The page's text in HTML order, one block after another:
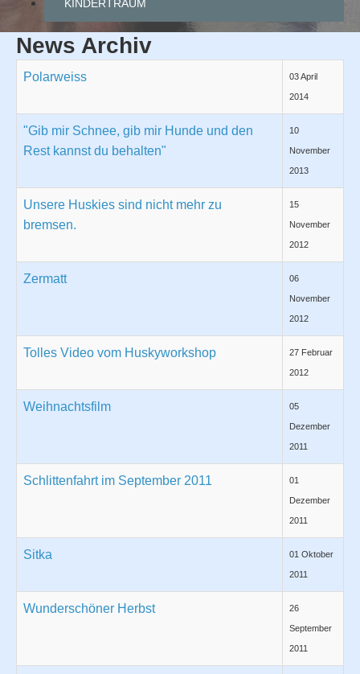
KINDERTRAUM
News Archiv
Polarweiss 03 April
2014
"Gib mir Schnee, gib mir Hunde und den
Rest kannst du behalten"
10
November
2013
Unsere Huskies sind nicht mehr zu
bremsen.
15
November
2012
Zermatt 06
November
2012
Tolles Video vom Huskyworkshop 27 Februar
2012
Weihnachtsfilm 05
Dezember
2011
Schlittenfahrt im September 2011 01
Dezember
2011
Sitka 01 Oktober
2011
Wunderschöner Herbst 26
September
2011